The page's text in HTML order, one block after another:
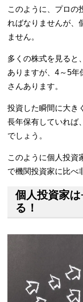
このように、プロの
ればなりませんが、
ません。
多くの株式を見ると
ありますが、4～5年
さんあります。
投資した瞬間に大き
長年保有していれば
でしょう。
このように個人投資
で機関投資家に比べ
個人投資家
る！